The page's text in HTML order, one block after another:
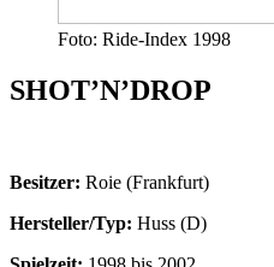
Foto: Ride-Index 1998
SHOT’N’DROP
Besitzer: Roie (Frankfurt)
Hersteller/Typ: Huss (D)